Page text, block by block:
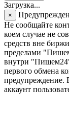
Загрузка...
×
Не сообщайте
коем случае не
средств вне
пределами
внутри "Пишем24"
первого обмена
предупреждение.
аккаунт